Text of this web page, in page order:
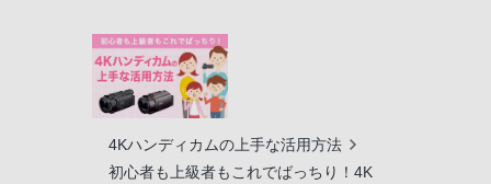
4Kハンディカムの上手な活用方法
初心者も上級者もこれでばっちり！4K